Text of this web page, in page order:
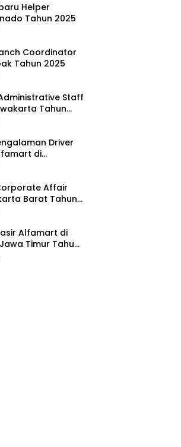
Helper
Tahun 2025
Coordinator
Tahun 2025
Staff
Tahun
Driver
di
2025
Affair
Barat Tahun
Alfamart di
Timur Tahun